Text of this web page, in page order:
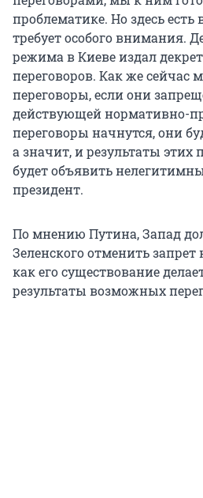
проблематике. Но здесь есть
требует особого внимания.
режима в Киеве издал
переговоров. Как же сейчас
переговоры, если они
действующей нормативно-
переговоры начнутся, они
а значит, и результаты этих
будет объявить
президент.
По мнению Путина, Запад
Зеленского отменить запрет
как его существование
результаты возможных